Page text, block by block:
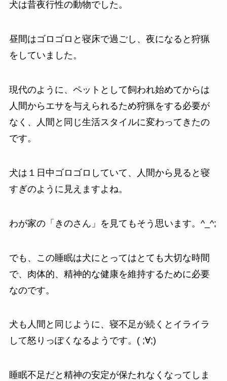
犬は昔夜行性の動物でした。
昼間はゴロゴロと寝床で過ごし、夜になると狩猟
をしていました。
現代のように、ペットとして飼われ始めてからは
人間からエサを与えられるため狩猟をする必要が
なく、人間と同じ生活スタイルに変わってきたの
です。
犬は１日中ゴロゴロしていて、人間から見ると寝
すぎのように見えますよね。
わが家の「きのさん」を見てもそう思います。^_^;
でも、この睡眠は犬にとってはとても大切な時間
で、肉体的、精神的な健康を維持するために必要
なのです。
犬も人間と同じように、寝不足が続くとイライラ
して怒りっぽくなるようです。( ;∀;)
睡眠不足だと精神の安定が保たれなくなってしま